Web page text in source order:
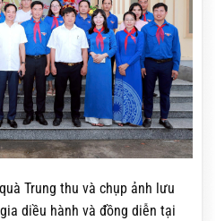
Trung thu và chụp ảnh lưu
diều hành và đồng diễn tại